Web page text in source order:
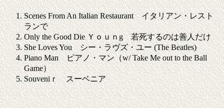
Scenes From An Italian Restaurant イタリアン・レスト
ランで
Only the Good Die Ｙｏｕｎg 若死するのは善人だけ
She Loves You シー・ラヴズ・ユー (The Beatles)
Piano Man ピアノ・マン（w/ Take Me out to the Ball
Game）
Souveniｒ スーベニア